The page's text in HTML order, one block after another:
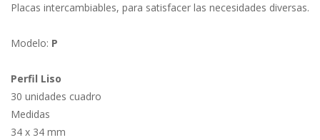
Placas intercambiables, para satisfacer las necesidades diversas.
Modelo: P
Perfil Liso
30 unidades cuadro
Medidas
34 x 34 mm